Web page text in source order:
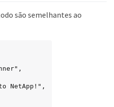
são semelhantes ao